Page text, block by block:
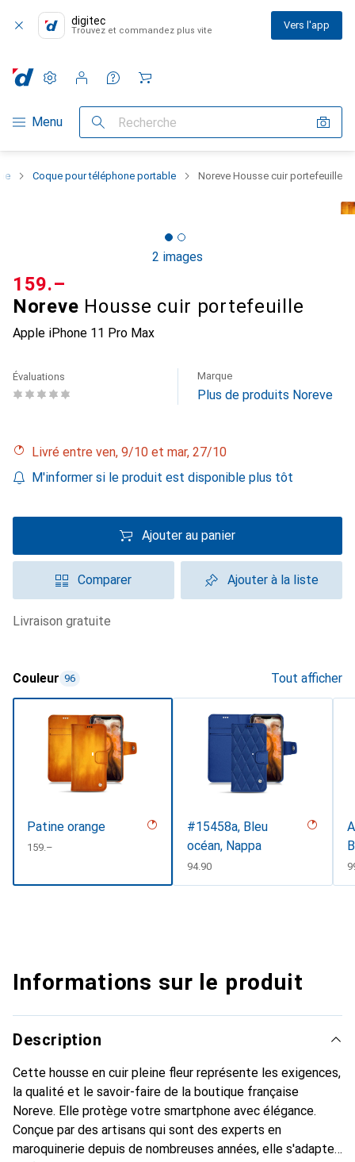
digitec
Trouvez et commandez plus vite Vers l'app
Navigation par catégorie
Menu Recherche
Paramètres
Compte client
Listes de comparaison
Listes d'envies
Panier
Coque pour téléphone portable Noreve Housse cuir portefeuille
2 images
Noreve Housse cuir portefeuille
Apple iPhone 11 Pro Max
CHF
159.–
Évaluations Marque
Plus de produits Noreve
Livré entre ven, 9/10 et mar, 27/10
M'informer si le produit est disponible plus tôt
Ajouter au panier
Comparer Ajouter à la liste
livraison gratuite
Couleur 96 Tout afficher
Patine orange
CHF
159.–
#15458a, Bleu
océan, Nappa
CHF
94.90
Informations sur le produit
Description
Cette housse en cuir pleine fleur représente les exigences,
la qualité et le savoir-faire de la boutique française
Noreve. Elle protège votre smartphone avec élégance.
Conçue par des artisans qui sont des experts en
maroquinerie depuis de nombreuses années, elle s'adapte